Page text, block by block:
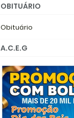
OBITUÁRIO
Obituário
A.C.E.G